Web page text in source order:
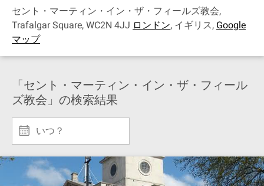
セント・マーティン・イン・ザ・フィールズ教会,
Trafalgar Square, WC2N 4JJ ロンドン, イギリス, Google
マップ
「セント・マーティン・イン・ザ・フィール
ズ教会」の検索結果
いつ？